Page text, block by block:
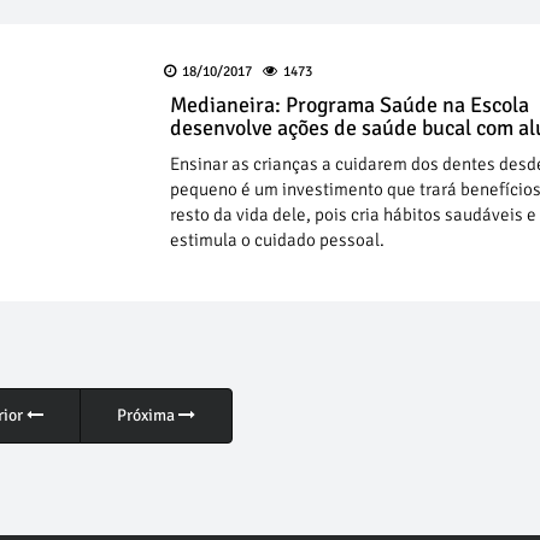
18/10/2017 1473
Medianeira: Programa Saúde na Escola
desenvolve ações de saúde bucal com
Ensinar as crianças a cuidarem dos dentes
pequeno é um investimento que trará
resto da vida dele, pois cria hábitos saudáveis e
estimula o cuidado pessoal.
Próxima